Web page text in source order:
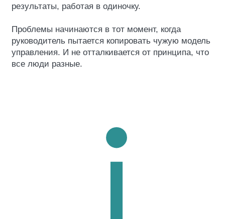
результаты, работая в одиночку.
Проблемы начинаются в тот момент, когда
руководитель пытается копировать чужую модель
управления. И не отталкивается от принципа, что
все люди разные.